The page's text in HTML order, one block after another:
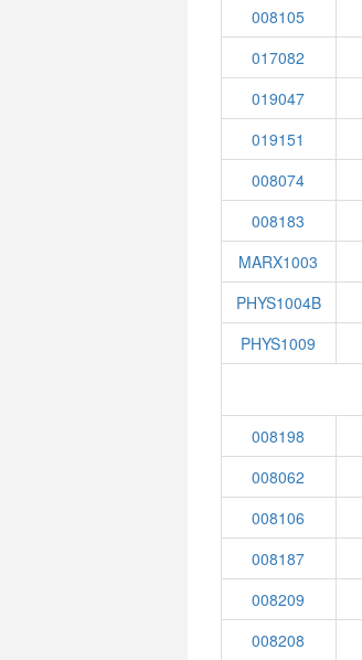
008105
017082
019047
019151
008074
008183
MARX1003
PHYS1004B
PHYS1009
008198
008062
008106
008187
008209
008208